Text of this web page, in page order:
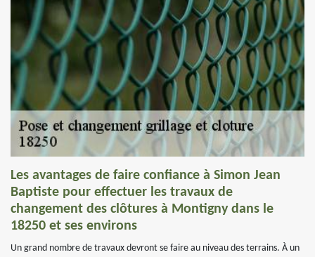
Les avantages de faire confiance à Simon Jean
Baptiste pour effectuer les travaux de
changement des clôtures à Montigny dans le
18250 et ses environs
Un grand nombre de travaux devront se faire au niveau des terrains. À un